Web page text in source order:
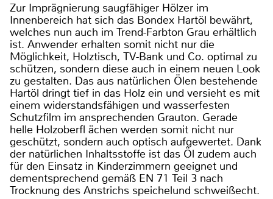
Zur Imprägnierung saugfähiger Hölzer im
Innenbereich hat sich das Bondex Hartöl bewährt,
welches nun auch im Trend-Farbton Grau erhältlich
ist. Anwender erhalten somit nicht nur die
Möglichkeit, Holztisch, TV-Bank und Co. optimal zu
schützen, sondern diese auch in einem neuen Look
zu gestalten. Das aus natürlichen Ölen bestehende
Hartöl dringt tief in das Holz ein und versieht es mit
einem widerstandsfähigen und wasserfesten
Schutzfilm im ansprechenden Grauton. Gerade
helle Holzoberfl ächen werden somit nicht nur
geschützt, sondern auch optisch aufgewertet. Dank
der natürlichen Inhaltsstoffe ist das Öl zudem auch
für den Einsatz in Kinderzimmern geeignet und
dementsprechend gemäß EN 71 Teil 3 nach
Trocknung des Anstrichs speichelund schweißecht.